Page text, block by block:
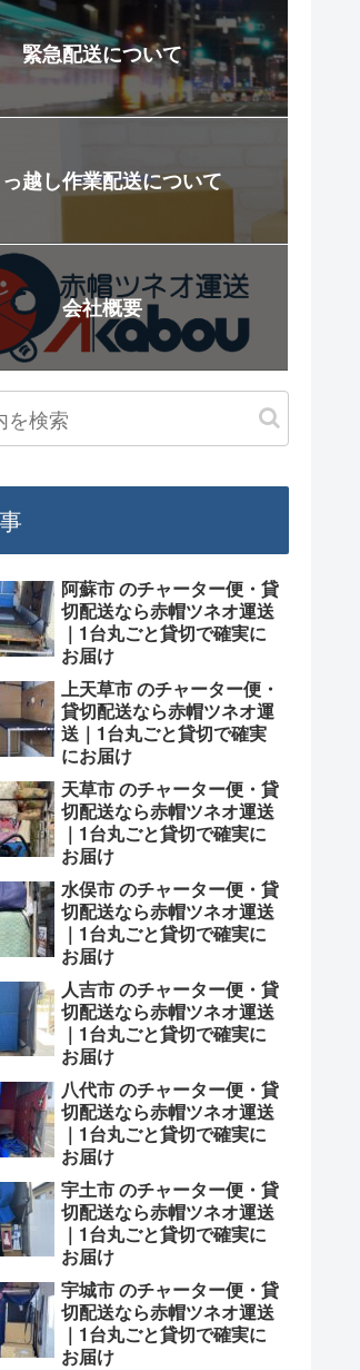
緊急配送について
越し作業配送について
会社概要
阿蘇市 のチャーター便・貸
切配送なら赤帽ツネオ運送
｜1台丸ごと貸切で確実に
お届け
上天草市 のチャーター便・
貸切配送なら赤帽ツネオ運
送｜1台丸ごと貸切で確実
にお届け
天草市 のチャーター便・貸
切配送なら赤帽ツネオ運送
｜1台丸ごと貸切で確実に
お届け
水俣市 のチャーター便・貸
切配送なら赤帽ツネオ運送
｜1台丸ごと貸切で確実に
お届け
人吉市 のチャーター便・貸
切配送なら赤帽ツネオ運送
｜1台丸ごと貸切で確実に
お届け
八代市 のチャーター便・貸
切配送なら赤帽ツネオ運送
｜1台丸ごと貸切で確実に
お届け
宇土市 のチャーター便・貸
切配送なら赤帽ツネオ運送
｜1台丸ごと貸切で確実に
お届け
宇城市 のチャーター便・貸
切配送なら赤帽ツネオ運送
｜1台丸ごと貸切で確実に
お届け